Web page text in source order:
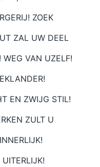
ZOEK
ZAL UW DEEL
VAN UZELF!
EN ZWIJG STIL!
ZULT U